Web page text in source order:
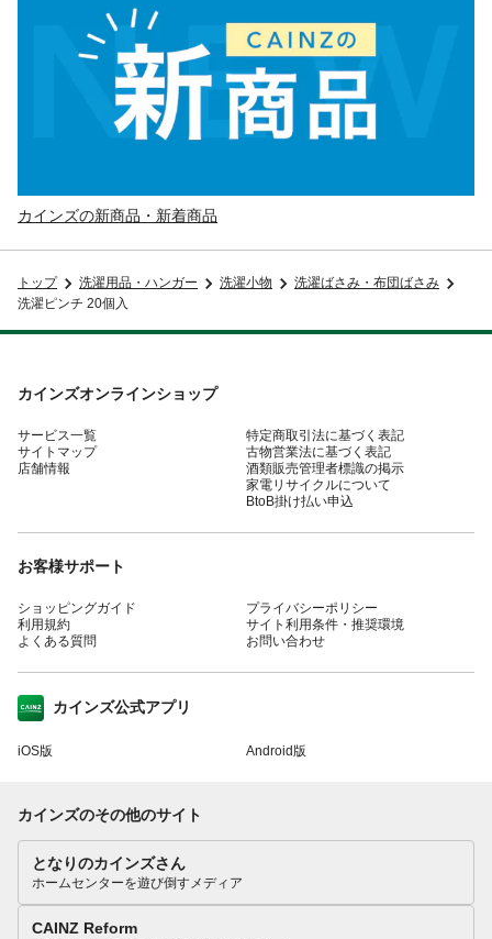
カインズの新商品・新着商品
トップ 洗濯用品・ハンガー 洗濯小物
洗濯ばさみ・布団ばさみ
洗濯ピンチ 20個入
カインズオンラインショップ
サービス一覧
サイトマップ
店舗情報
特定商取引法に基づく表記
古物営業法に基づく表記
酒類販売管理者標識の掲示
家電リサイクルについて
BtoB掛け払い申込
お客様サポート
ショッピングガイド
利用規約
よくある質問
プライバシーポリシー
サイト利用条件・推奨環境
お問い合わせ
カインズ公式アプリ
iOS版 Android版
カインズのその他のサイト
となりのカインズさん
ホームセンターを遊び倒すメディア
CAINZ Reform